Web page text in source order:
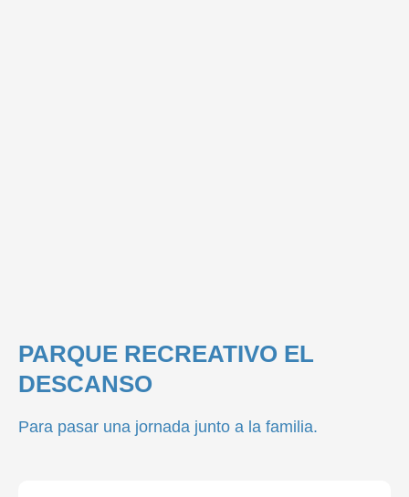
PARQUE RECREATIVO EL
DESCANSO
Para pasar una jornada junto a la familia.